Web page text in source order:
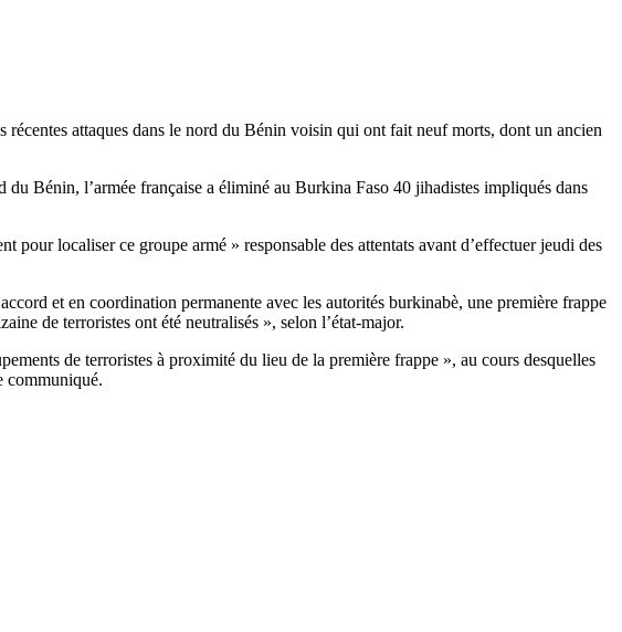
attaques dans le nord du Bénin voisin qui ont fait neuf morts, dont un ancien
Bénin, l’armée française a éliminé au Burkina Faso 40 jihadistes impliqués dans
pour localiser ce groupe armé » responsable des attentats avant d’effectuer jeudi des
et en coordination permanente avec les autorités burkinabè, une première frappe
de terroristes ont été neutralisés », selon l’état-major.
de terroristes à proximité du lieu de la première frappe », au cours desquelles
communiqué.